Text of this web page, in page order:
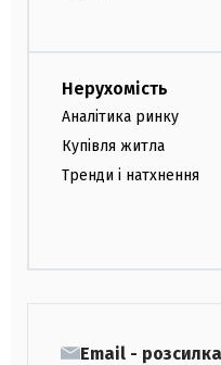
Нерухомість
Аналітика ринку
Купівля житла
Тренди і натхнення
Email - розсилка